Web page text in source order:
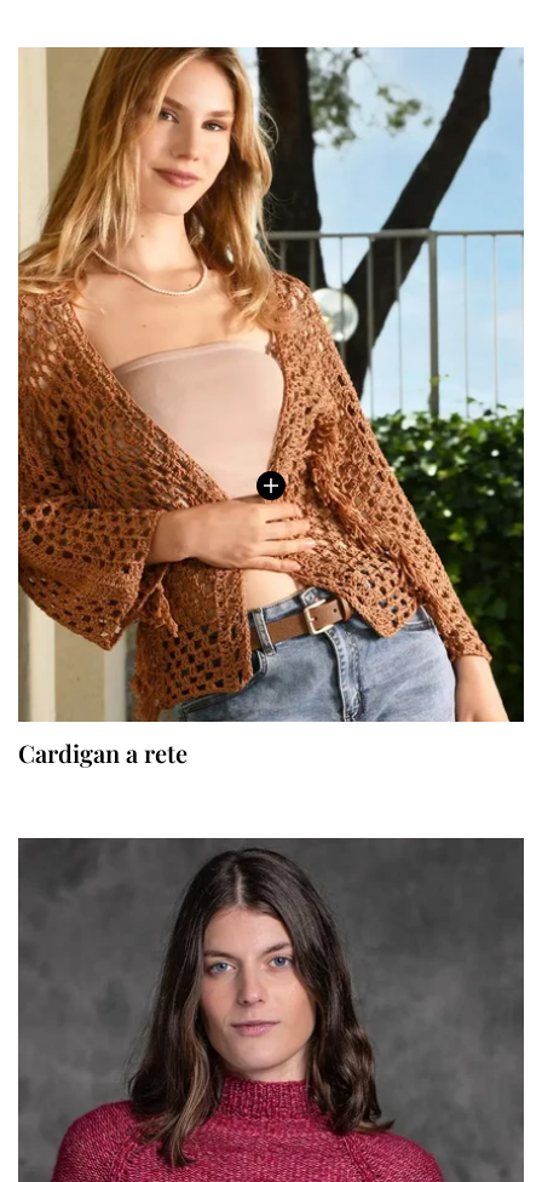
Cardigan a rete